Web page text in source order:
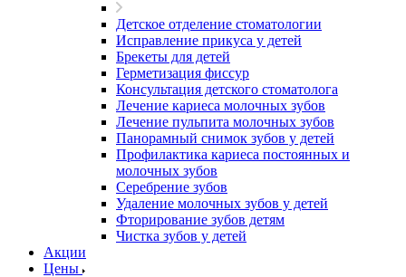
Детское отделение стоматологии
Исправление прикуса у детей
Брекеты для детей
Герметизация фиссур
Консультация детского стоматолога
Лечение кариеса молочных зубов
Лечение пульпита молочных зубов
Панорамный снимок зубов у детей
Профилактика кариеса постоянных и
молочных зубов
Серебрение зубов
Удаление молочных зубов у детей
Фторирование зубов детям
Чистка зубов у детей
Акции
Цены